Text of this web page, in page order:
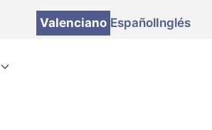
Valenciano EspañolInglés